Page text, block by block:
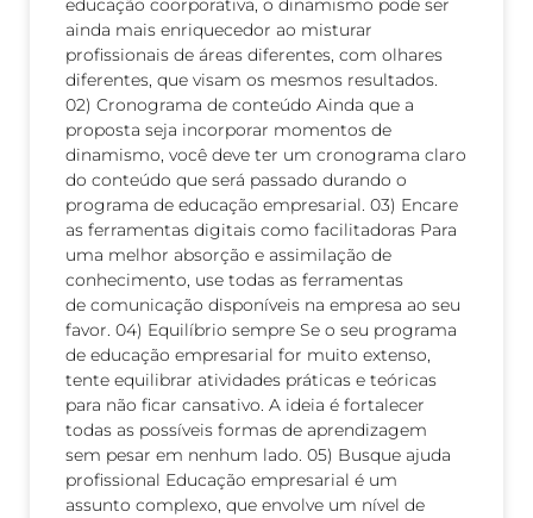
educação coorporativa, o dinamismo pode ser
ainda mais enriquecedor ao misturar
profissionais de áreas diferentes, com olhares
diferentes, que visam os mesmos resultados.
02) Cronograma de conteúdo Ainda que a
proposta seja incorporar momentos de
dinamismo, você deve ter um cronograma claro
do conteúdo que será passado durando o
programa de educação empresarial. 03) Encare
as ferramentas digitais como facilitadoras Para
uma melhor absorção e assimilação de
conhecimento, use todas as ferramentas
de comunicação disponíveis na empresa ao seu
favor. 04) Equilíbrio sempre Se o seu programa
de educação empresarial for muito extenso,
tente equilibrar atividades práticas e teóricas
para não ficar cansativo. A ideia é fortalecer
todas as possíveis formas de aprendizagem
sem pesar em nenhum lado. 05) Busque ajuda
profissional Educação empresarial é um
assunto complexo, que envolve um nível de